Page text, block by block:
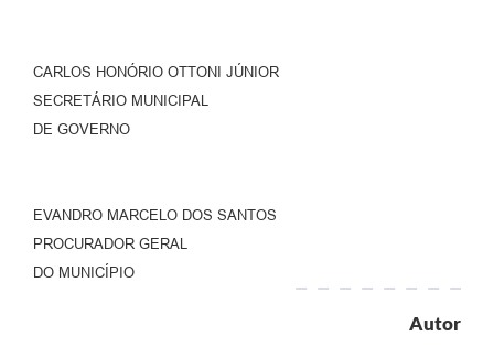
CARLOS HONÓRIO OTTONI JÚNIOR
SECRETÁRIO MUNICIPAL
DE GOVERNO
EVANDRO MARCELO DOS SANTOS
PROCURADOR GERAL
DO MUNICÍPIO
Autor